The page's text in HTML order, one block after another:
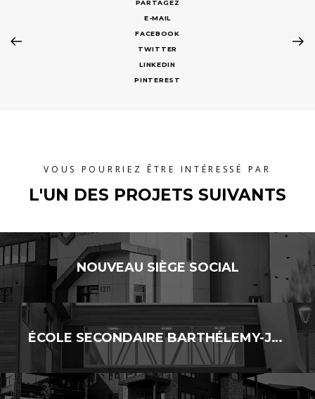
E-MAIL
FACEBOOK
TWITTER
LINKEDIN
PINTEREST
VOUS POURRIEZ ÊTRE INTÉRESSÉ PAR
L'UN DES PROJETS SUIVANTS
NOUVEAU SIÈGE SOCIAL
ÉCOLE SECONDAIRE BARTHÉLEMY-JOLIETTE – AJOUT DE CLASSES MODULAIRES